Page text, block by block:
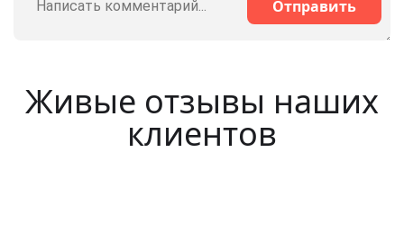
Отправить
Живые отзывы наших
клиентов